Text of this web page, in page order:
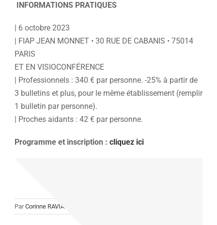
INFORMATIONS PRATIQUES
| 6 octobre 2023
| FIAP JEAN MONNET • 30 RUE DE CABANIS • 75014
PARIS
ET EN VISIOCONFÉRENCE
| Professionnels : 340 € par personne. -25% à partir de
3 bulletins et plus, pour le même établissement (remplir
1 bulletin par personne).
| Proches aidants : 42 € par personne.
Programme et inscription : cliquez ici
ParCorinne RAVIART